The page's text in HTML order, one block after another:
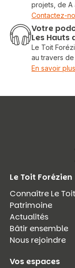
projets, de A
Contactez-
Votre
Les Hauts
Le Toit
au travers de
En savoir plus
Le Toit Forézien
Connaître Le
Patrimoine
Actualités
Bâtir ensemble
Nous rejoindre
Vos espaces